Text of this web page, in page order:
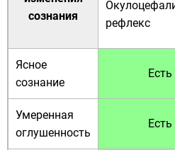
сознания
рефлекс
Ясное
сознание
Есть
Умеренная
оглушенность
Есть